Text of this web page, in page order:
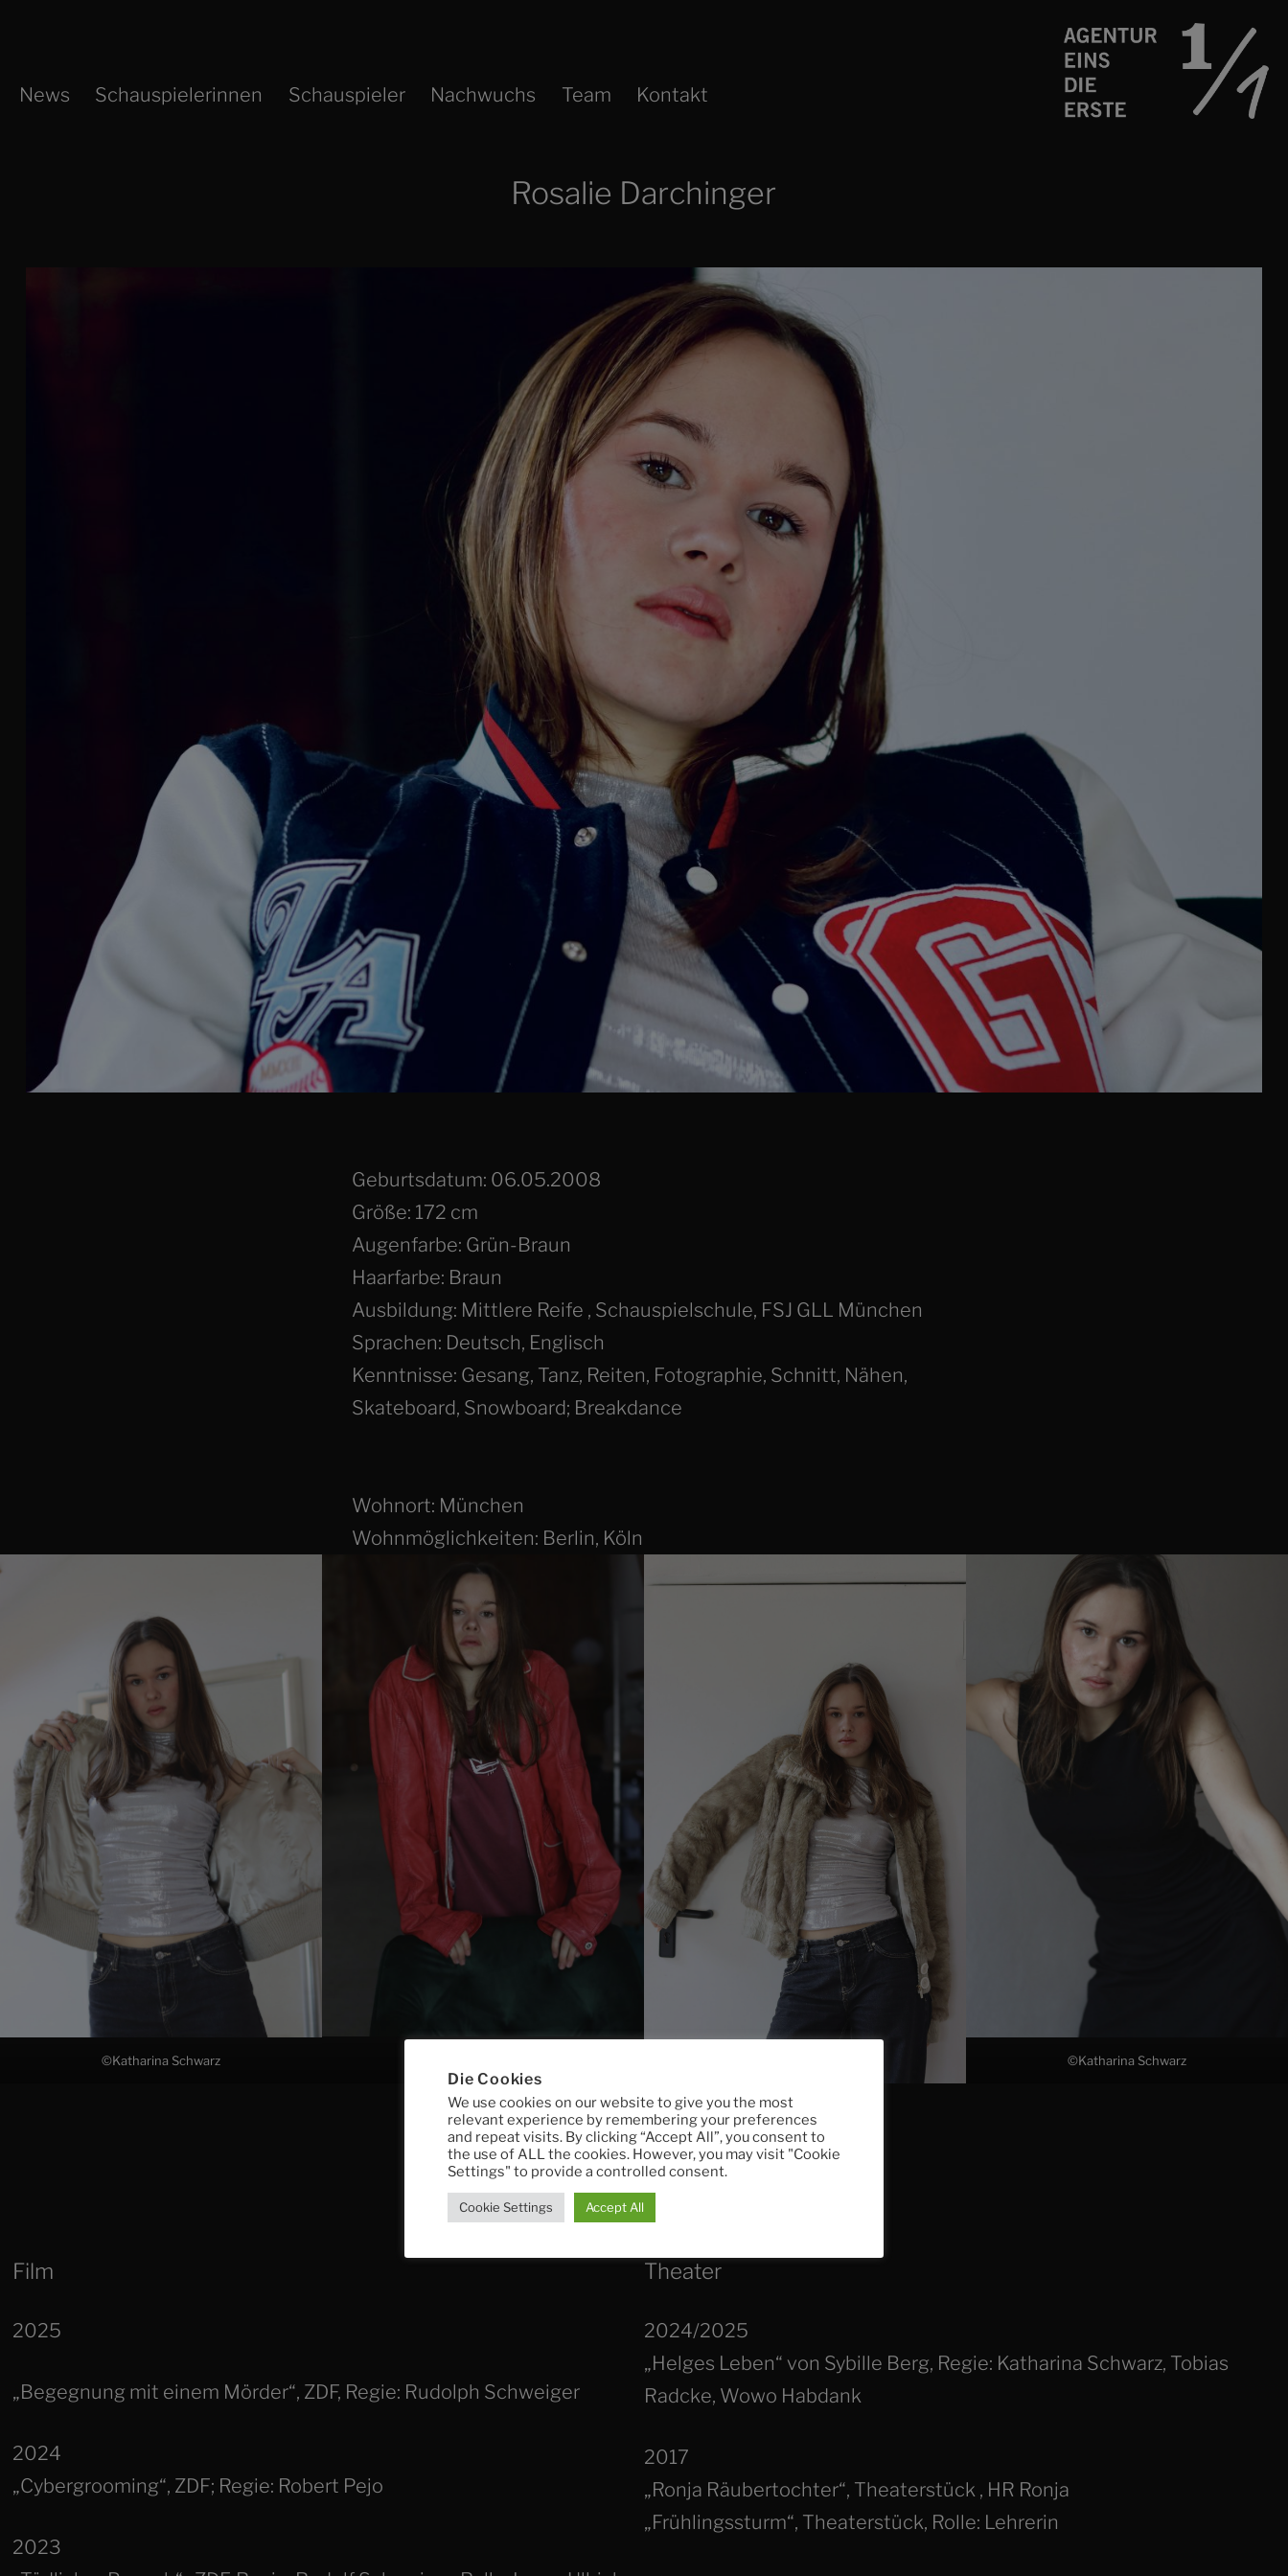
erste
News Schauspielerinnen Schauspieler Nachwuchs Team Kontakt
Rosalie Darchinger
Geburtsdatum: 06.05.2008
Größe: 172 cm
Augenfarbe: Grün-Braun
Haarfarbe: Braun
Ausbildung: Mittlere Reife , Schauspielschule, FSJ GLL München
Sprachen: Deutsch, Englisch
Kenntnisse: Gesang, Tanz, Reiten, Fotographie, Schnitt, Nähen,
Skateboard, Snowboard; Breakdance
Wohnort: München
Wohnmöglichkeiten: Berlin, Köln
©Katharina Schwarz ©Katharina Schwarz
©Katharina Schwarz
©Katharina Schwarz
Film
2025
„Begegnung mit einem Mörder“, ZDF, Regie: Rudolph Schweiger
2024
„Cybergrooming“, ZDF; Regie: Robert Pejo
2023
Theater
2024/2025
„Helges Leben“ von Sybille Berg, Regie: Katharina Schwarz, Tobias
Radcke, Wowo Habdank
2017
„Ronja Räubertochter“, Theaterstück , HR Ronja
„Frühlingssturm“, Theaterstück, Rolle: Lehrerin
Die Cookies
We use cookies on our website to give you the most
relevant experience by remembering your preferences
and repeat visits. By clicking “Accept All”, you consent to
the use of ALL the cookies. However, you may visit "Cookie
Settings" to provide a controlled consent.
Cookie Settings Accept All